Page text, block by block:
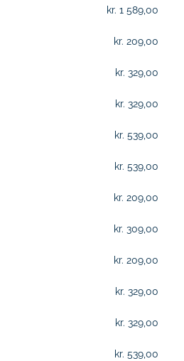
kr. 1 589,00
kr. 209,00
kr. 329,00
kr. 329,00
kr. 539,00
kr. 539,00
kr. 209,00
kr. 309,00
kr. 209,00
kr. 329,00
kr. 329,00
kr. 539,00